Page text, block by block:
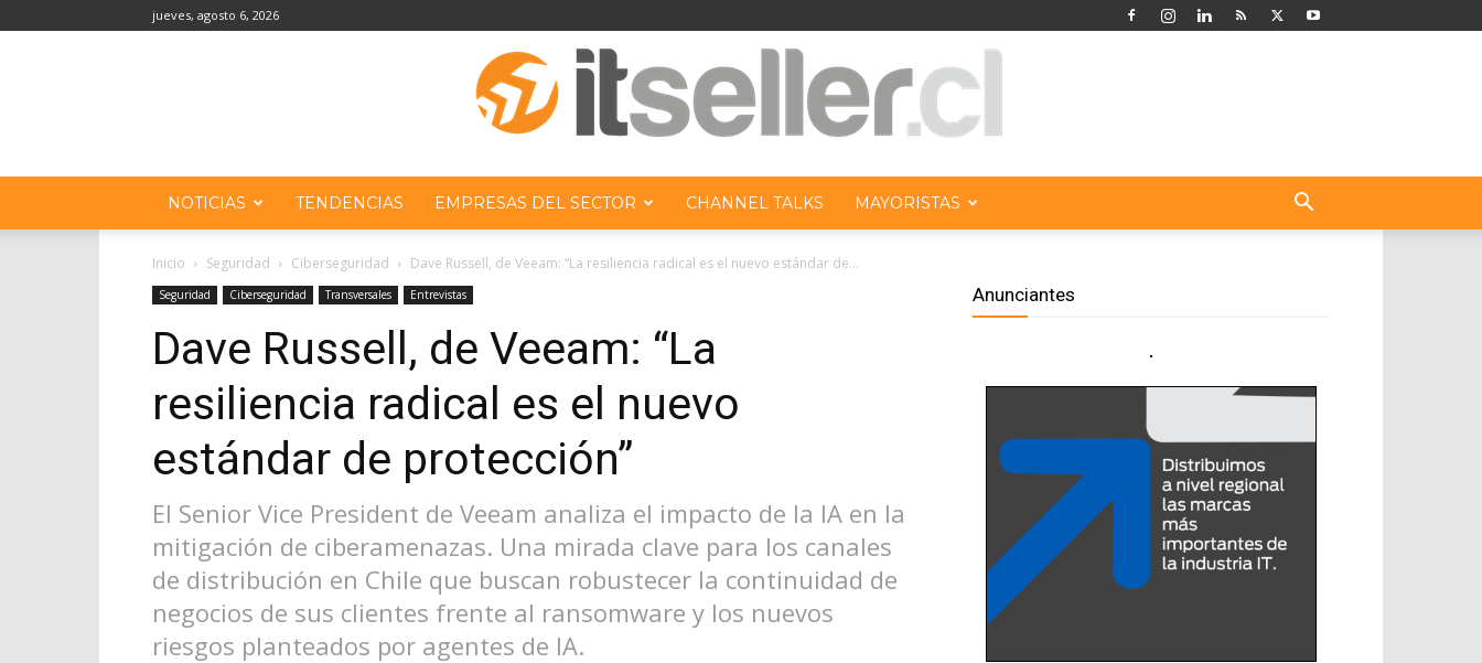
jueves, agosto 6, 2026
NOTICIAS TENDENCIAS EMPRESAS DEL SECTOR CHANNEL TALKS MAYORISTAS
Inicio Seguridad Ciberseguridad Dave Russell, de Veeam: “La resiliencia radical es el nuevo estándar de...
Seguridad Ciberseguridad Transversales Entrevistas
Dave Russell, de Veeam: “La
resiliencia radical es el nuevo
estándar de protección”
El Senior Vice President de Veeam analiza el impacto de la IA en la
mitigación de ciberamenazas. Una mirada clave para los canales
de distribución en Chile que buscan robustecer la continuidad de
negocios de sus clientes frente al ransomware y los nuevos
riesgos planteados por agentes de IA.
Anunciantes